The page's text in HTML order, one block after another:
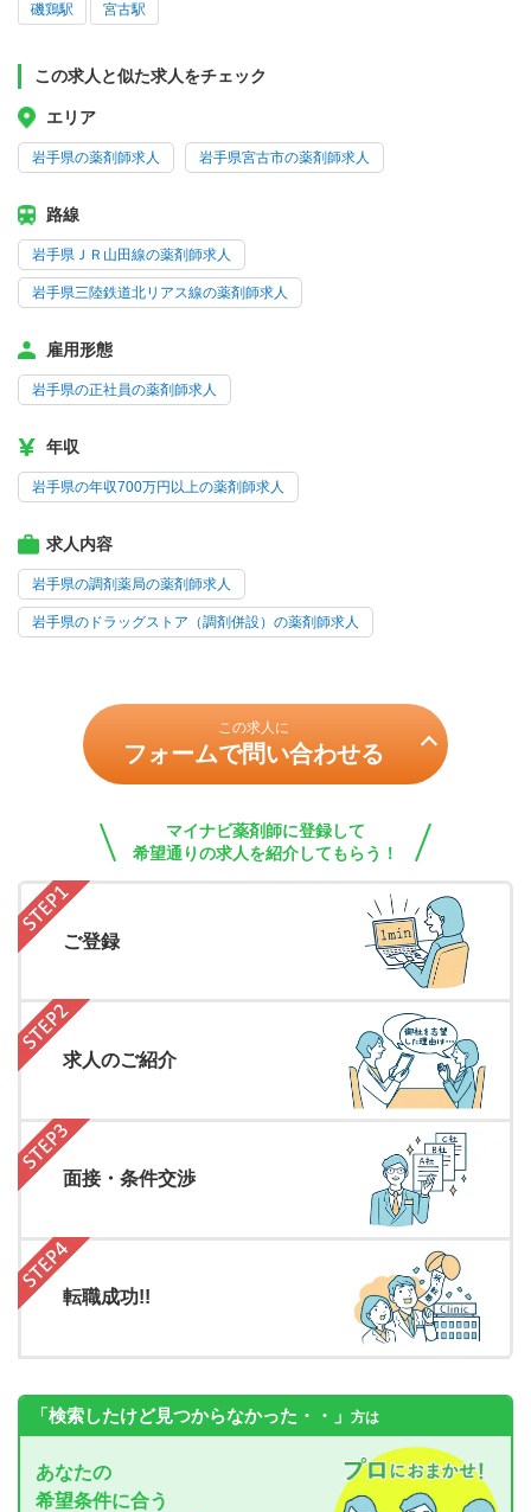
磯鶏駅 宮古駅
この求人と似た求人をチェック
エリア
岩手県の薬剤師求人 岩手県宮古市の薬剤師求人
路線
岩手県ＪＲ山田線の薬剤師求人
岩手県三陸鉄道北リアス線の薬剤師求人
雇用形態
岩手県の正社員の薬剤師求人
年収
岩手県の年収700万円以上の薬剤師求人
求人内容
岩手県の調剤薬局の薬剤師求人
岩手県のドラッグストア（調剤併設）の薬剤師求人
この求人に
フォームで問い合わせる
マイナビ薬剤師に登録して
希望通りの求人を紹介してもらう！
ご登録
求人のご紹介
面接・条件交渉
転職成功!!
「検索したけど見つからなかった・・」 方は
あなたの
希望条件に合う